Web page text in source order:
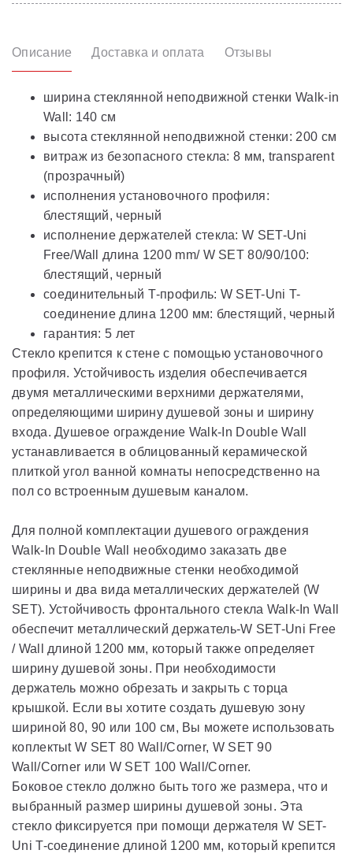
Описание Доставка и оплата Отзывы
ширина стеклянной неподвижной стенки Walk-in
Wall: 140 см
высота стеклянной неподвижной стенки: 200 см
витраж из безопасного стекла: 8 мм, transparent
(прозрачный)
исполнения установочного профиля:
блестящий, черный
исполнение держателей стекла: W SET-Uni
Free/Wall длина 1200 mm/ W SET 80/90/100:
блестящий, черный
соединительный Т-профиль: W SET-Uni T-
соединение длина 1200 мм: блестящий, черный
гарантия: 5 лет
Стекло крепится к стене с помощью установочного
профиля. Устойчивость изделия обеспечивается
двумя металлическими верхними держателями,
определяющими ширину душевой зоны и ширину
входа. Душевое ограждение Walk-In Double Wall
устанавливается в облицованный керамической
плиткой угол ванной комнаты непосредственно на
пол со встроенным душевым каналом.
Для полной комплектации душевого ограждения
Walk-In Double Wall необходимо заказать две
стеклянные неподвижные стенки необходимой
ширины и два вида металлических держателей (W
SET). Устойчивость фронтального стекла Walk-In Wall
обеспечит металлический держатель-W SET-Uni Free
/ Wall длиной 1200 мм, который также определяет
ширину душевой зоны. При необходимости
держатель можно обрезать и закрыть с торца
крышкой. Если вы хотите создать душевую зону
шириной 80, 90 или 100 см, Вы можете использовать
коплектыt W SET 80 Wall/Corner, W SET 90
Wall/Corner или W SET 100 Wall/Corner.
Боковое стекло должно быть того же размера, что и
выбранный размер ширины душевой зоны. Эта
стекло фиксируется при помощи держателя W SET-
Uni T-соединение длиной 1200 мм, который крепится